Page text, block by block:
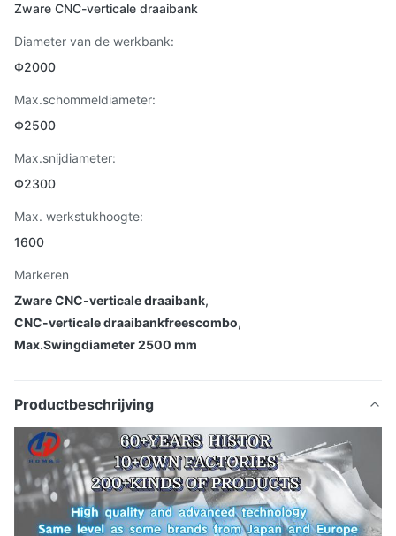
Zware CNC-verticale draaibank
Diameter van de werkbank:
Φ2000
Max.schommeldiameter:
Φ2500
Max.snijdiameter:
Φ2300
Max. werkstukhoogte:
1600
Markeren
Zware CNC-verticale draaibank,
CNC-verticale draaibankfreescombo,
Max.Swingdiameter 2500 mm
Productbeschrijving